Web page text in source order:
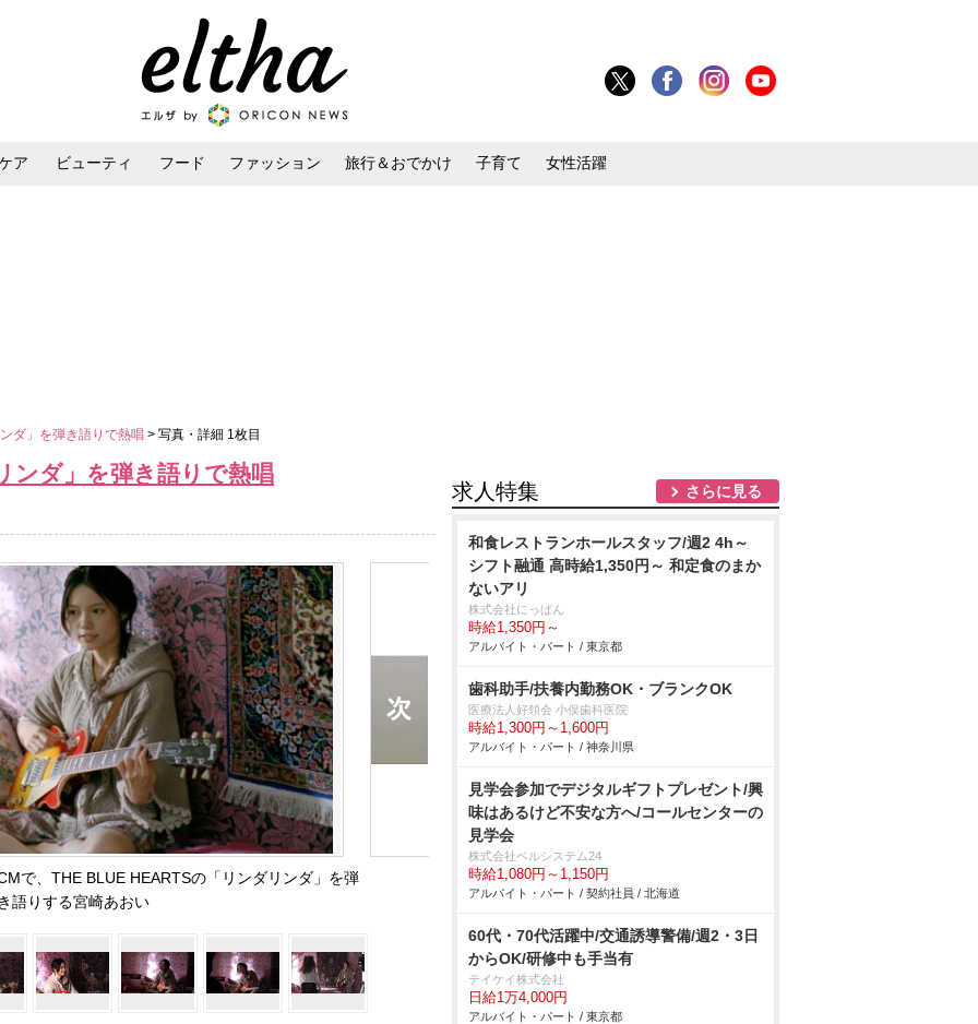
ア ビューティ フード ファッション 旅行＆おでかけ 子育て 女性活躍
ダ」を弾き語りで熱唱 > 写真・詳細 1枚目
ンダ」を弾き語りで熱唱
で、THE BLUE HEARTSの「リンダリンダ」を弾
語りする宮崎あおい
求人特集 さらに見る
和食レストランホールスタッフ/週2 4h～
シフト融通 高時給1,350円～ 和定食のまか
ないアリ
株式会社にっぱん
時給1,350円～
アルバイト・パート / 東京都
歯科助手/扶養内勤務OK・ブランクOK
医療法人好領会 小俣歯科医院
時給1,300円～1,600円
アルバイト・パート / 神奈川県
見学会参加でデジタルギフトプレゼント/興
味はあるけど不安な方へ/コールセンターの
見学会
株式会社ベルシステム24
時給1,080円～1,150円
アルバイト・パート / 契約社員 / 北海道
60代・70代活躍中/交通誘導警備/週2・3日
からOK/研修中も手当有
テイケイ株式会社
日給1万4,000円
アルバイト・パート / 東京都